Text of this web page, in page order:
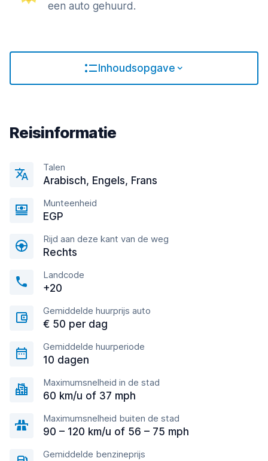
een auto gehuurd.
Inhoudsopgave
Reisinformatie
Talen
Arabisch, Engels, Frans
Munteenheid
EGP
Rijd aan deze kant van de weg
Rechts
Landcode
+20
Gemiddelde huurprijs auto
€ 50 per dag
Gemiddelde huurperiode
10 dagen
Maximumsnelheid in de stad
60 km/u of 37 mph
Maximumsnelheid buiten de stad
90 – 120 km/u of 56 – 75 mph
Gemiddelde benzineprijs